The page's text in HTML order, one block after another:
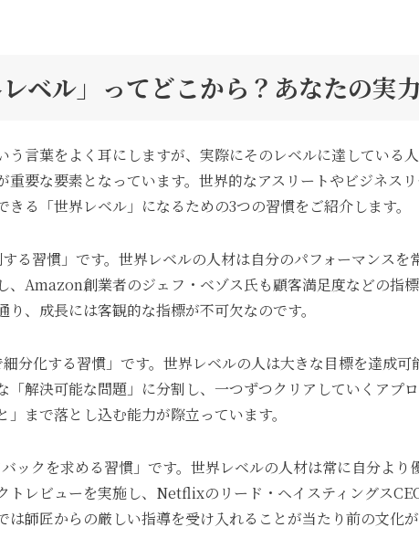
ベル」ってどこから？あなたの実
う言葉をよく耳にしますが、実際にそのレベルに達してい
重要な要素となっています。世界的なアスリートやビジネス
きる「世界レベル」になるための3つの習慣をご紹介します。
る習慣」です。世界レベルの人材は自分のパフォーマンス
、Amazon創業者のジェフ・ベゾス氏も顧客満足度などの指
り、成長には客観的な指標が不可欠なのです。
分化する習慣」です。世界レベルの人は大きな目標を達成
「解決可能な問題」に分割し、一つずつクリアしていくア
」まで落とし込む能力が際立っています。
ックを求める習慣」です。世界レベルの人材は常に自分よ
トレビューを実施し、Netflixのリード・ヘイスティングス
は師匠からの厳しい指導を受け入れることが当たり前の文化が